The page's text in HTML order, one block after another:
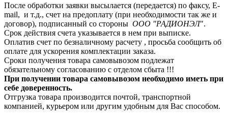
После обработки заявки высылается (передается) по факсу, E-
mail, и т.д., счет на предоплату (при необходимости так же и
договор), подписанный со стороны ООО "РАДИОНЭЛ".
Срок действия счета указывается в нем при выписке.
Оплатив счет по безналичному расчету , просьба сообщить об
оплате для ускорения комплектации заказа.
Сроки получения товара самовывозом подлежат
обязательному согласованию с отделом сбыта !!!
При получении товара самовывозом необходимо иметь при
себе доверенность.
Отгрузка товара производится почтой, транспортной
компанией, курьером или другим удобным для Вас способом.